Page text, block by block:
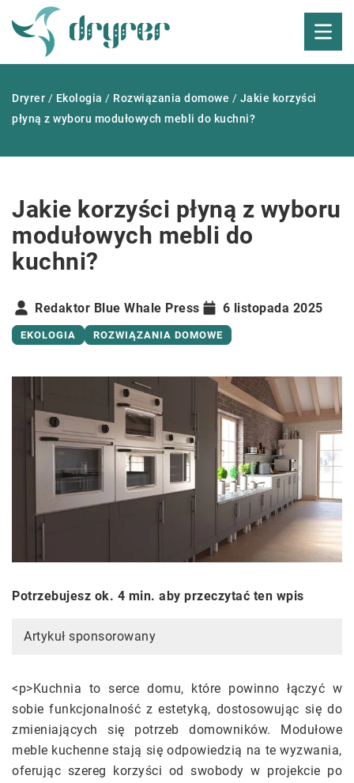
Dryrer / Ekologia / Rozwiązania domowe / Jakie korzyści
płyną z wyboru modułowych mebli do kuchni?
Jakie korzyści płyną z wyboru
modułowych mebli do
kuchni?
Redaktor Blue Whale Press 6 listopada 2025
EKOLOGIA ROZWIĄZANIA DOMOWE
Potrzebujesz ok. 4 min. aby przeczytać ten wpis
Artykuł sponsorowany
<p>Kuchnia to serce domu, które powinno łączyć w
sobie funkcjonalność z estetyką, dostosowując się do
zmieniających się potrzeb domowników. Modułowe
meble kuchenne stają się odpowiedzią na te wyzwania,
oferując szereg korzyści od swobody w projekcie po